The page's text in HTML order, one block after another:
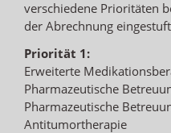
verschiedene Prioritäten
der Abrechnung
Priorität 1:
Erweiterte
Pharmazeutische
Pharmazeutische
Antitumortherapie